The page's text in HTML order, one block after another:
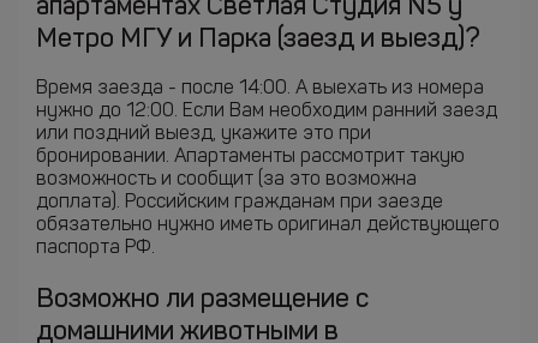
апартаментах Светлая Студия N5 у
Метро МГУ и Парка (заезд и выезд)?
Время заезда - после 14:00. А выехать из номера
нужно до 12:00. Если Вам необходим ранний заезд
или поздний выезд, укажите это при
бронировании. Апартаменты рассмотрит такую
возможность и сообщит (за это возможна
доплата). Российским гражданам при заезде
обязательно нужно иметь оригинал действующего
паспорта РФ.
Возможно ли размещение с
домашними животными в